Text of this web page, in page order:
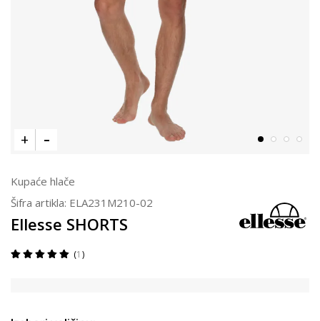
Kupaće hlače
Šifra artikla: ELA231M210-02
Ellesse SHORTS
1